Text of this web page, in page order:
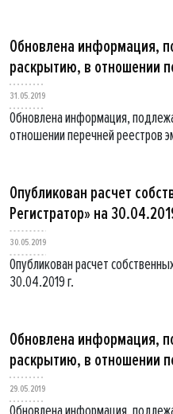
Обновлена информация,
раскрытию, в отношении
31.05.2019
Обновлена информация,
отношении перечней реестров
Опубликован расчет
Регистратор» на
30.05.2019
Опубликован расчет
30.04.2019 г.
Обновлена информация,
раскрытию, в отношении
29.05.2019